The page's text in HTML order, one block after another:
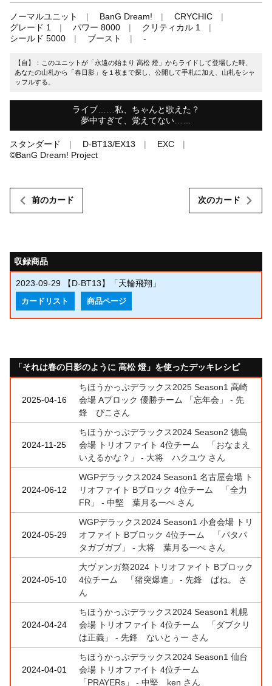
ノーマルユニット BanG Dream!
CRYCHIC
グレード 1
パワー 8000
クリティカル 1
シールド 5000
ブースト -
【自】：このユニットが「永遠の始まり 高松 燈」からライドして登場した時、
あなたの山札から「春日影」を１枚まで探し、公開して手札に加え、山札をシャ
ッフルする。
ライブ……私、ちゃんと歌えた？
夢中すぎて、覚えてない……
スタンダード D-BT13/EX13
EXC
©BanG Dream! Project
前のカード 次のカード
収録商品
2023-09-29 【D-BT13】「天輪飛翔」
カードリスト 商品ページ
「それは春の日影のように 高松 燈」を使ったデッキレシピ
2025-04-16
ちほうかっぷデラックス2025 Season1 高崎
会場 Aブロック 優勝チーム 「忘年会」 - 先
鋒 ぴこさん
2024-11-25
ちほうかっぷデラックス2024 Season2 徳島
会場 トリオファイト 4位チーム 「おなまえ
いえるかな？」 - 大将 ハクユウ さん
2024-06-12
WGPデラックス2024 Season1 名古屋会場 ト
リオファイト Bブロック 4位チーム 「全力
FR」 - 中堅 葉月るーぺ さん
2024-05-29
WGPデラックス2024 Season1 小倉会場 トリ
オファイト Bブロック 4位チーム 「パタパ
タガブガブ」 - 大将 葉月るーぺ さん
2024-05-10
大ヴァンガ祭2024 トリオファイト Bブロック
4位チーム 「猪突爆進」 - 先鋒 ばね。 さ
ん
2024-04-24
ちほうかっぷデラックス2024 Season1 札幌
会場 トリオファイト 4位チーム 「ダブクリ
は正義」 - 先鋒 ないとぅー さん
2024-04-01
ちほうかっぷデラックス2024 Season1 仙台
会場 トリオファイト 4位チーム
「PRAYERs」 - 中堅 ken さん